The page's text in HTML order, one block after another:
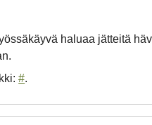
haluaa jätteitä
#